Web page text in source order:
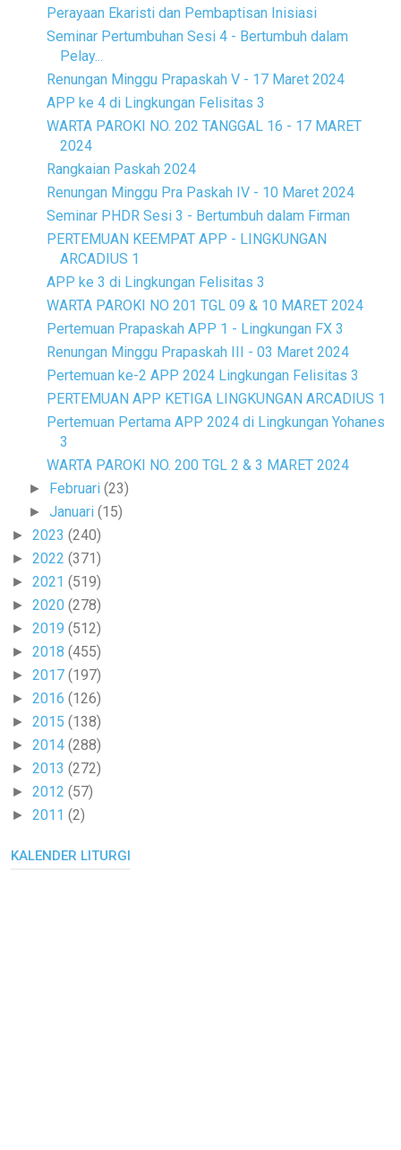
Perayaan Ekaristi dan Pembaptisan Inisiasi
Seminar Pertumbuhan Sesi 4 - Bertumbuh dalam
Pelay...
Renungan Minggu Prapaskah V - 17 Maret 2024
APP ke 4 di Lingkungan Felisitas 3
WARTA PAROKI NO. 202 TANGGAL 16 - 17 MARET
2024
Rangkaian Paskah 2024
Renungan Minggu Pra Paskah IV - 10 Maret 2024
Seminar PHDR Sesi 3 - Bertumbuh dalam Firman
PERTEMUAN KEEMPAT APP - LINGKUNGAN
ARCADIUS 1
APP ke 3 di Lingkungan Felisitas 3
WARTA PAROKI NO 201 TGL 09 & 10 MARET 2024
Pertemuan Prapaskah APP 1 - Lingkungan FX 3
Renungan Minggu Prapaskah III - 03 Maret 2024
Pertemuan ke-2 APP 2024 Lingkungan Felisitas 3
PERTEMUAN APP KETIGA LINGKUNGAN ARCADIUS 1
Pertemuan Pertama APP 2024 di Lingkungan Yohanes
3
WARTA PAROKI NO. 200 TGL 2 & 3 MARET 2024
► Februari(23)
►Januari(15)
► 2023 (240)
► 2022 (371)
► 2021 (519)
► 2020 (278)
► 2019 (512)
► 2018 (455)
► 2017 (197)
► 2016 (126)
► 2015 (138)
► 2014 (288)
► 2013 (272)
► 2012 (57)
► 2011 (2)
KALENDER LITURGI